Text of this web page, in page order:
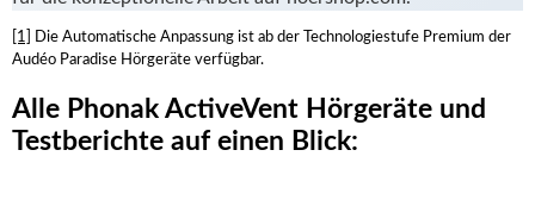
[1]
Die Automatische Anpassung ist ab der Technologiestufe Premium der
Audéo Paradise Hörgeräte verfügbar.
Alle Phonak ActiveVent Hörgeräte und
Testberichte auf einen Blick: